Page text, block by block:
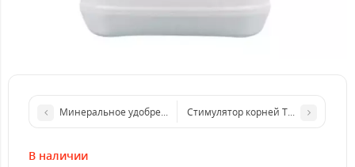
Минеральное удобрение Пекасид (PeKacid) cобст. фасовка
Стимулятор корней Terra Aquatica
В наличии